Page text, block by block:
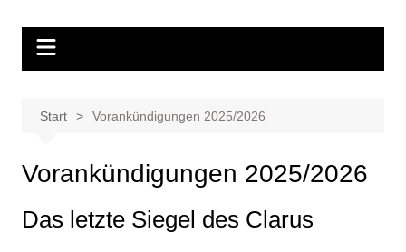
springen
Start Vorankündigungen 2025/2026
Vorankündigungen 2025/2026
Das letzte Siegel des Clarus